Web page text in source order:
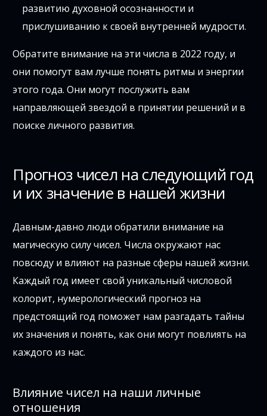
развитию духовной осознанности и
прислушиванию к своей внутренней мудрости.
Обратите внимание на эти числа в 2022 году, и
они помогут вам лучше понять ритмы и энергии
этого года. Они могут послужить вам
направляющей звездой в принятии решений и в
поиске личного развития.
Прогноз чисел на следующий год
и их значение в нашей жизни
Давным-давно люди обратили внимание на
магическую силу чисел. Числа окружают нас
повсюду и влияют на разные сферы нашей жизни.
Каждый год имеет свой уникальный числовой
колорит, нумерологический прогноз на
предстоящий год поможет нам разгадать тайны
их значения и понять, как они могут повлиять на
каждого из нас.
Влияние чисел на наши личные
отношения